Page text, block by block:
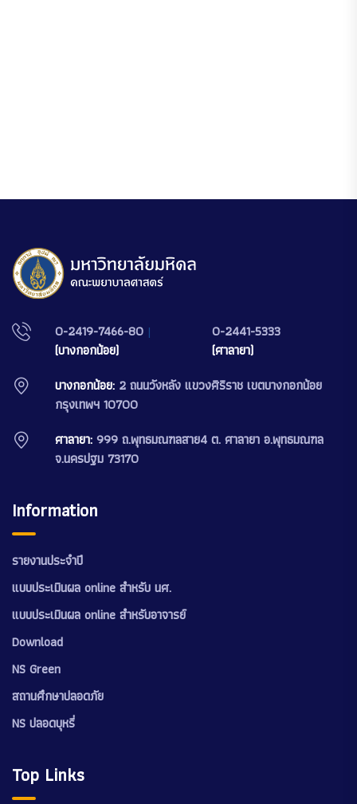
0-2419-7466-80 |
(บางกอกน้อย)
0-2441-5333
(ศาลายา)
บางกอกน้อย: 2 ถนนวังหลัง แขวงศิริราช เขตบางกอกน้อย
กรุงเทพฯ 10700
ศาลายา: 999 ถ.พุทธมณฑลสาย4 ต. ศาลายา อ.พุทธมณฑล
จ.นครปฐม 73170
Information
รายงานประจำปี
แบบประเมินผล online สำหรับ นศ.
แบบประเมินผล online สำหรับอาจารย์
Download
NS Green
สถานศึกษาปลอดภัย
NS ปลอดบุหรี่
Top Links